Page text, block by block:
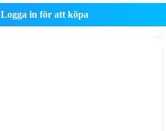
Logga in för att köpa